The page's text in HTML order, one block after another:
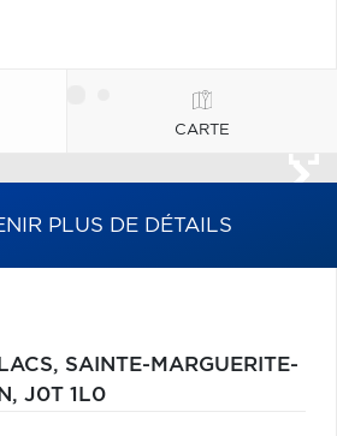
CARTE
PLUS DE DÉTAILS
SAINTE-MARGUERITE-
J0T 1L0